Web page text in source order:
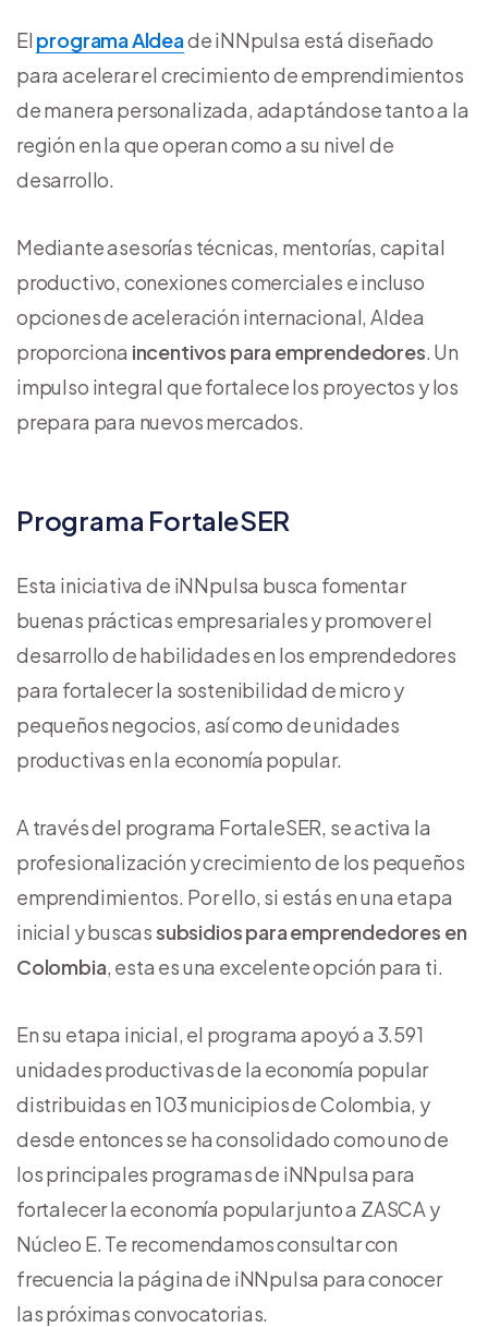
El programa Aldeade iNNpulsa está diseñado
para acelerar el crecimiento de emprendimientos
de manera personalizada, adaptándose tanto a la
región en la que operan como a su nivel de
desarrollo.
Mediante asesorías técnicas, mentorías, capital
productivo, conexiones comerciales e incluso
opciones de aceleración internacional, Aldea
proporciona incentivos para emprendedores. Un
impulso integral que fortalece los proyectos y los
prepara para nuevos mercados.
Programa FortaleSER
Esta iniciativa de iNNpulsa busca fomentar
buenas prácticas empresariales y promover el
desarrollo de habilidades en los emprendedores
para fortalecer la sostenibilidad de micro y
pequeños negocios, así como de unidades
productivas en la economía popular.
A través del programa FortaleSER, se activa la
profesionalización y crecimiento de los pequeños
emprendimientos. Por ello, si estás en una etapa
inicial y buscassubsidios para emprendedores en
Colombia, esta es una excelente opción para ti.
En su etapa inicial, el programa apoyó a 3.591
unidades productivas de la economía popular
distribuidas en 103 municipios de Colombia, y
desde entonces se ha consolidado como uno de
los principales programas de iNNpulsa para
fortalecer la economía popular junto a ZASCA y
Núcleo E. Te recomendamos consultar con
frecuencia la página de iNNpulsa para conocer
las próximas convocatorias.